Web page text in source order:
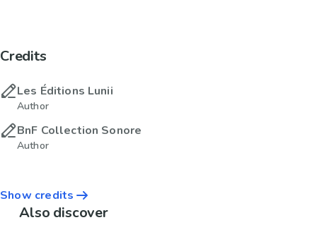
Credits
Les Éditions Lunii
Author
BnF Collection Sonore
Author
Show credits
Also discover